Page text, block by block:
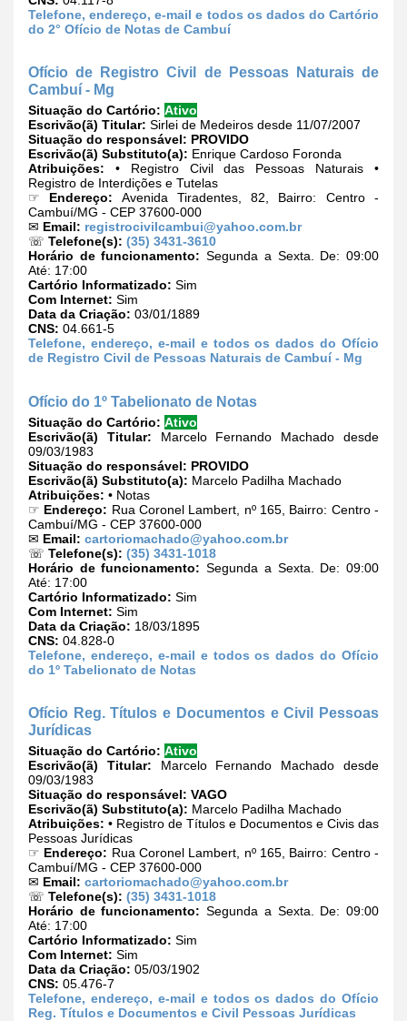
Telefone, endereço, e-mail e todos os dados do Cartório
do 2° Ofício de Notas de Cambuí
Ofício de Registro Civil de Pessoas Naturais de
Cambuí - Mg
Situação do Cartório: Ativo
Escrivão(ã) Titular: Sirlei de Medeiros desde 11/07/2007
Situação do responsável: PROVIDO
Escrivão(ã) Substituto(a): Enrique Cardoso Foronda
Atribuições: • Registro Civil das Pessoas Naturais •
Registro de Interdições e Tutelas
☞ Endereço: Avenida Tiradentes, 82, Bairro: Centro -
Cambuí/MG - CEP 37600-000
✉ Email: registrocivilcambui@yahoo.com.br
☏ Telefone(s): (35) 3431-3610
Horário de funcionamento: Segunda a Sexta. De: 09:00
Até: 17:00
Cartório Informatizado: Sim
Com Internet: Sim
Data da Criação: 03/01/1889
CNS: 04.661-5
Telefone, endereço, e-mail e todos os dados do Ofício
de Registro Civil de Pessoas Naturais de Cambuí - Mg
Ofício do 1º Tabelionato de Notas
Situação do Cartório: Ativo
Escrivão(ã) Titular: Marcelo Fernando Machado desde
09/03/1983
Situação do responsável: PROVIDO
Escrivão(ã) Substituto(a): Marcelo Padilha Machado
Atribuições: • Notas
☞ Endereço: Rua Coronel Lambert, nº 165, Bairro: Centro -
Cambuí/MG - CEP 37600-000
✉ Email: cartoriomachado@yahoo.com.br
☏ Telefone(s): (35) 3431-1018
Horário de funcionamento: Segunda a Sexta. De: 09:00
Até: 17:00
Cartório Informatizado: Sim
Com Internet: Sim
Data da Criação: 18/03/1895
CNS: 04.828-0
Telefone, endereço, e-mail e todos os dados do Ofício
do 1º Tabelionato de Notas
Ofício Reg. Títulos e Documentos e Civil Pessoas
Jurídicas
Situação do Cartório: Ativo
Escrivão(ã) Titular: Marcelo Fernando Machado desde
09/03/1983
Situação do responsável: VAGO
Escrivão(ã) Substituto(a): Marcelo Padilha Machado
Atribuições: • Registro de Títulos e Documentos e Civis das
Pessoas Jurídicas
☞ Endereço: Rua Coronel Lambert, nº 165, Bairro: Centro -
Cambuí/MG - CEP 37600-000
✉ Email: cartoriomachado@yahoo.com.br
☏ Telefone(s): (35) 3431-1018
Horário de funcionamento: Segunda a Sexta. De: 09:00
Até: 17:00
Cartório Informatizado: Sim
Com Internet: Sim
Data da Criação: 05/03/1902
CNS: 05.476-7
Telefone, endereço, e-mail e todos os dados do Ofício
Reg. Títulos e Documentos e Civil Pessoas Jurídicas